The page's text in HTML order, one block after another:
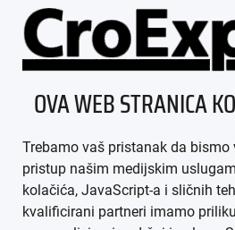
ÜBER
AGB
OVA WEB STRANICA
Trebamo vaš pristanak da
pristup našim medijskim
kolačića, JavaScript-a i sličnih
kvalificirani partneri imamo